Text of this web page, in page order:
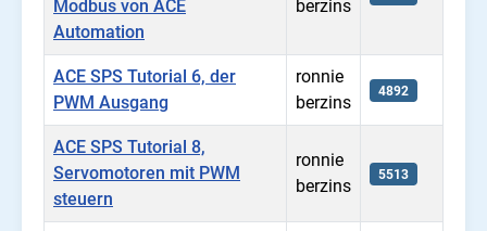
Modbus von ACE
Automation
berzins
ACE SPS Tutorial 6, der
PWM Ausgang
ronnie
berzins
4892
ACE SPS Tutorial 8,
Servomotoren mit PWM
steuern
ronnie
berzins
5513